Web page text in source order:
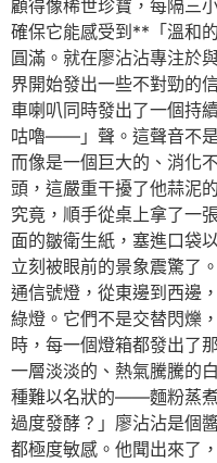
顧得像稀世珍寶，每隔三
確保它能感受到**「溫和
圓滿。就在廖沾沾專注於
界開始發出一些不對勁的
車喇叭同時發出了一個持
咕嚕——」聲。這聲音不是
而像是一個巨大的、消化
頭，這嚴重干擾了他蒜泥
究竟，順手從桌上拿了一
面的皺衛生紙，塞進口袋
立刻被眼前的景象震驚了
通信號燈，從東邊到西邊
綠燈。它們不是交替閃爍
時，每一個燈箱都發出了
一層淡淡的、熱氣騰騰的
種難以名狀的——麵粉蒸
過度發酵？」廖沾沾是個
都極度敏感。他聞出來了